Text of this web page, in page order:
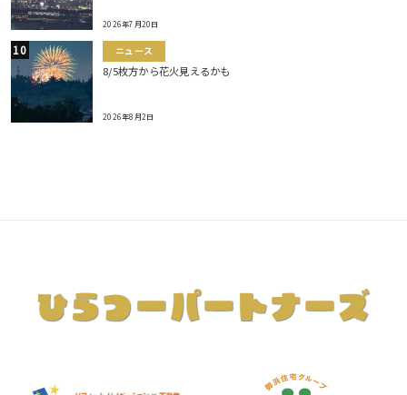
2026年7月20日
ニュース
8/5枚方から花火見えるかも
2026年8月2日